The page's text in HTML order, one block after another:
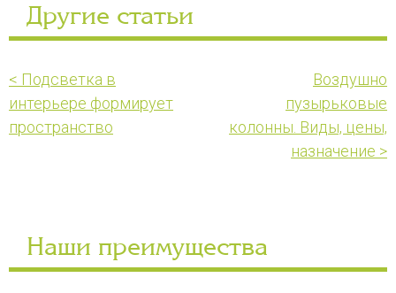
Другие статьи
< Подсветка в
интерьере формирует
пространство
Воздушно
пузырьковые
колонны. Виды, цены,
назначение >
Наши преимущества